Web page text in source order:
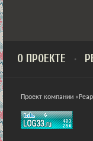
О ПРОЕКТЕ
Проект компании